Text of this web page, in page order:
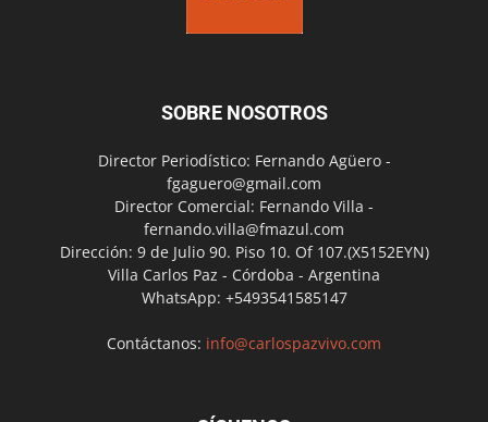
SOBRE NOSOTROS
Director Periodístico: Fernando Agüero -
fgaguero@gmail.com
Director Comercial: Fernando Villa -
fernando.villa@fmazul.com
Dirección: 9 de Julio 90. Piso 10. Of 107.(X5152EYN)
Villa Carlos Paz - Córdoba - Argentina
WhatsApp: +5493541585147
Contáctanos: info@carlospazvivo.com